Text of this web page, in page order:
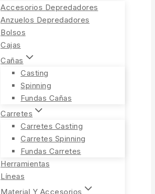
Accesorios Depredadores
Anzuelos Depredadores
Bolsos
Cajas
Cañas
Casting
Spinning
Fundas Cañas
Carretes
Carretes Casting
Carretes Spinning
Fundas Carretes
Herramientas
Líneas
Material Y Accesorios